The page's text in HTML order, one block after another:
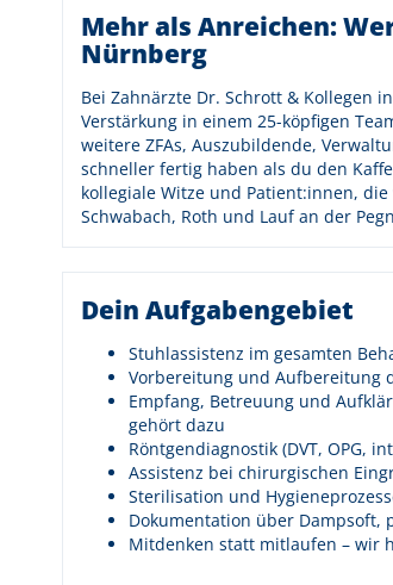
Mehr als Anreichen:
Nürnberg
Bei Zahnärzte Dr. Schrott & Kollegen
Verstärkung in einem 25-köpfigen
weitere ZFAs, Auszubildende,
schneller fertig haben als du den
kollegiale Witze und Patient:innen,
Schwabach, Roth und Lauf an der
Dein Aufgabengebiet
Stuhlassistenz im gesamten
Vorbereitung und Aufbereitung
Empfang, Betreuung und
gehört dazu
Röntgendiagnostik (DVT, OPG,
Assistenz bei chirurgischen
Sterilisation und
Dokumentation über Dampsoft,
Mitdenken statt mitlaufen – wir